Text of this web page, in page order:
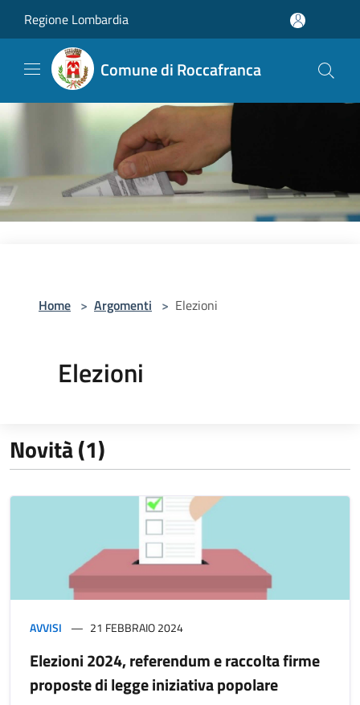
Regione Lombardia
Comune di Roccafranca
Home > Argomenti > Elezioni
Elezioni
Novità (1)
AVVISI 21 FEBBRAIO 2024
Elezioni 2024, referendum e raccolta firme
proposte di legge iniziativa popolare